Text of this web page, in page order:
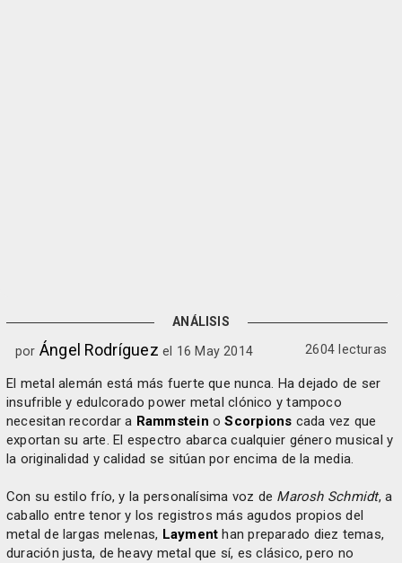
ANÁLISIS
por Ángel Rodríguez el 16 May 2014 2604 lecturas
El metal alemán está más fuerte que nunca. Ha dejado de ser
insufrible y edulcorado power metal clónico y tampoco
necesitan recordar a Rammstein oScorpions cada vez que
exportan su arte. El espectro abarca cualquier género musical y
la originalidad y calidad se sitúan por encima de la media.
Con su estilo frío, y la personalísima voz de Marosh Schmidt, a
caballo entre tenor y los registros más agudos propios del
metal de largas melenas, Laymenthan preparado diez temas,
duración justa, de heavy metal que sí, es clásico, pero no